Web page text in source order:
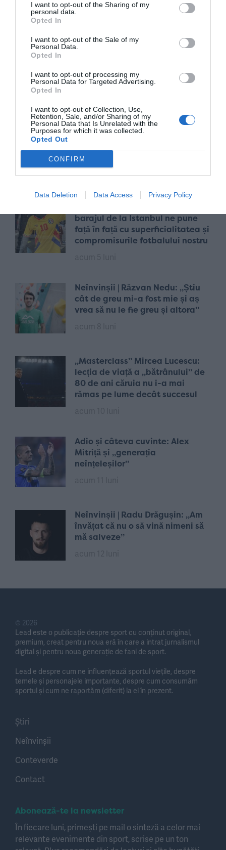
I want to opt-out of the Sharing of my
personal data.
Opted In
I want to opt-out of the Sale of my
Personal Data.
Opted In
I want to opt-out of processing my
Personal Data for Targeted Advertising.
Opted In
I want to opt-out of Collection, Use,
Retention, Sale, and/or Sharing of my
Personal Data that Is Unrelated with the
Purposes for which it was collected.
Opted Out
CONFIRM
Data Deletion Data Access Privacy Policy
„Cum am făcut diferența dintre
Nadiei Comăneci de la Sports
Festival
Să nu-i mai cerem lui Gică Hagi
încăpățânarea, curajul, pasiunea
acum 4 luni
barajul de la Istanbul ne pune
față în față cu superficialitatea și
compromisurile fotbalului nostru
Neînvinșii | Răzvan Nedu: „Știu
cât de greu mi-a fost mie și aș
vrea să nu le fie greu și altora”
„Masterclass” Mircea Lucescu:
lecția de viață a „bătrânului” de
80 de ani căruia nu i-a mai
rămas pe lume decât succesul
Adio și câteva cuvinte: Alex
Mitriță și „generația
neînțeleșilor”
Neînvinșii | Radu Drăgușin: „Am
învățat că nu o să vină nimeni să
mă salveze”
© 2026
Lead este o publicație despre sport cu conținut original,
premium, creat pentru noua eră în care a intrat jurnalismul
digital și pentru noua generație de fani de sport.
Lead e despre cum ne influențează sportul viețile, despre
temele și personajele importante, despre cum consumăm
sportul și cum ne raportăm (diferit) la el în prezent.
Știri
Neînvinșii
Conteverde
Contact
Abonează-te la newsletter
În fiecare luni, primești pe mail o sinteză a celor mai
relevante evenimente din sport, scrise pe un ton